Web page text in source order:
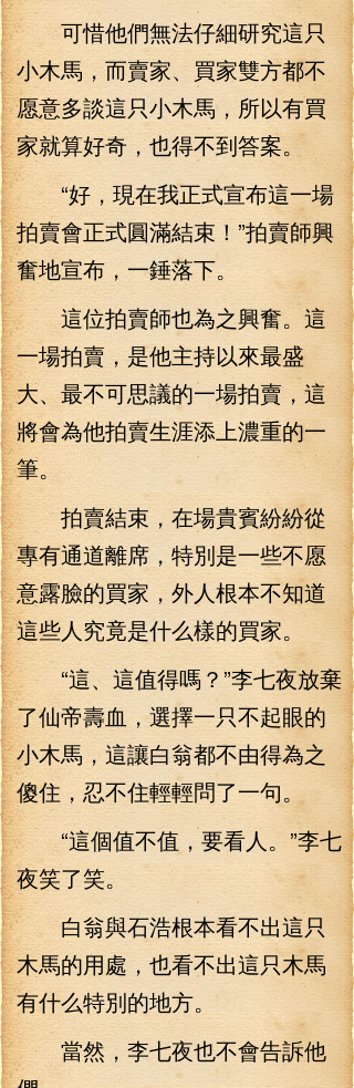
可惜他們無法仔細研究這只
小木馬，而賣家、買家雙方都不
愿意多談這只小木馬，所以有買
家就算好奇，也得不到答案。
“好，現在我正式宣布這一場
拍賣會正式圓滿結束！”拍賣師興
奮地宣布，一錘落下。
這位拍賣師也為之興奮。這
一場拍賣，是他主持以來最盛
大、最不可思議的一場拍賣，這
將會為他拍賣生涯添上濃重的一
筆。
拍賣結束，在場貴賓紛紛從
專有通道離席，特別是一些不愿
意露臉的買家，外人根本不知道
這些人究竟是什么樣的買家。
“這、這值得嗎？”李七夜放棄
了仙帝壽血，選擇一只不起眼的
小木馬，這讓白翁都不由得為之
傻住，忍不住輕輕問了一句。
“這個值不值，要看人。”李七
夜笑了笑。
白翁與石浩根本看不出這只
木馬的用處，也看不出這只木馬
有什么特別的地方。
當然，李七夜也不會告訴他